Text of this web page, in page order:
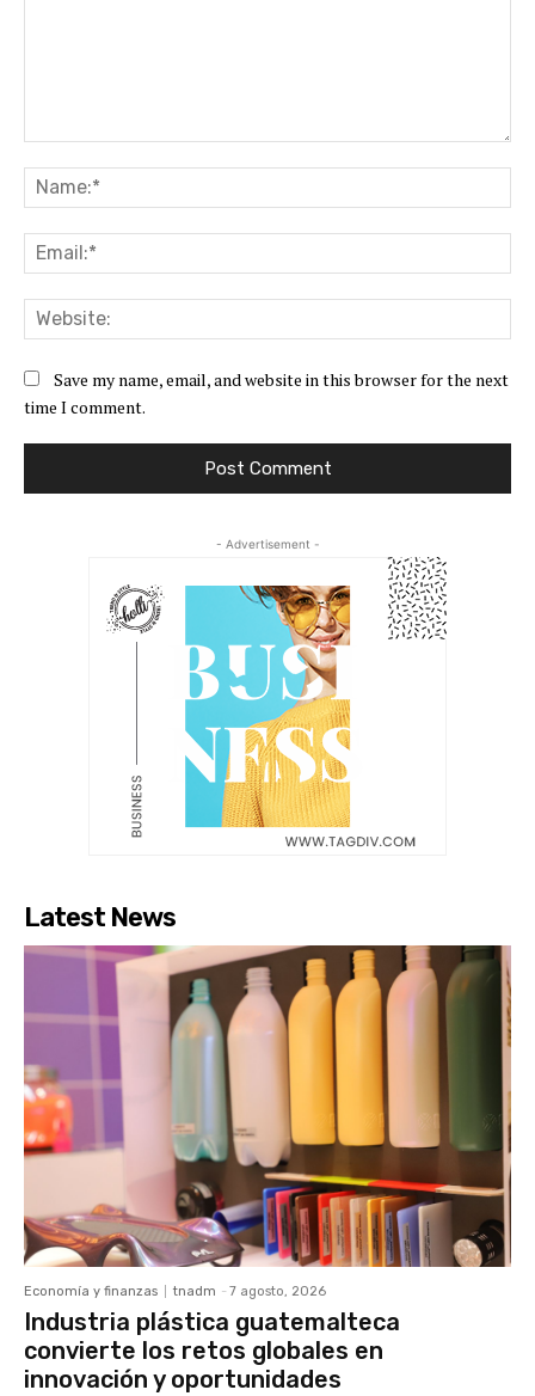
Save my name, email, and website in this browser for the next
time I comment.
- Advertisement -
Latest News
Economía y finanzas tnadm - 7 agosto, 2026
Industria plástica guatemalteca
convierte los retos globales en
innovación y oportunidades